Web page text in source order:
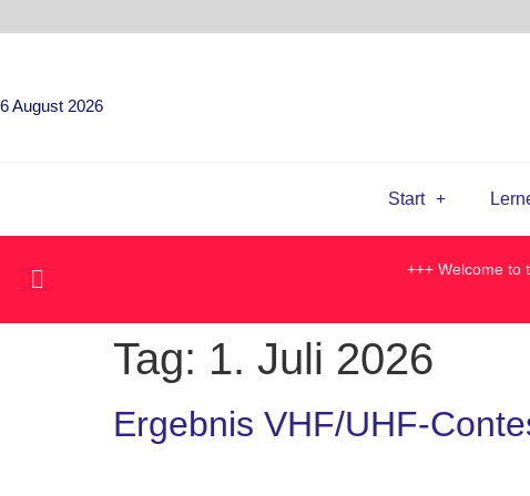
6 August 2026
Start
+++ Welcome to
Tag: 1. Juli 2026
Ergebnis VHF/UHF-